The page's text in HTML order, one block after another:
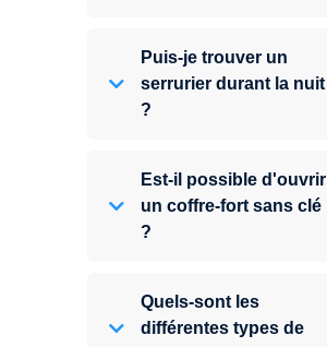
Puis-je trouver un
serrurier durant la nuit
?
Est-il possible d'ouvrir
un coffre-fort sans clé
?
Quels-sont les
différentes types de